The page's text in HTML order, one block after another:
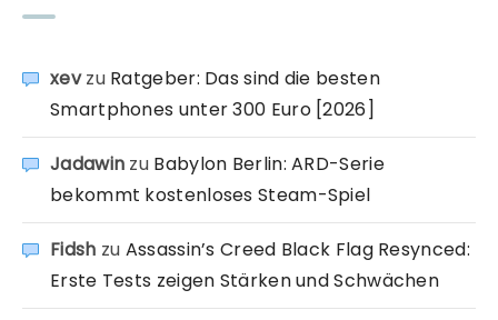
xevzu Ratgeber: Das sind die besten
Smartphones unter 300 Euro [2026]
Jadawin zu Babylon Berlin: ARD-Serie
bekommt kostenloses Steam-Spiel
Fidsh zu Assassin’s Creed Black Flag Resynced:
Erste Tests zeigen Stärken und Schwächen